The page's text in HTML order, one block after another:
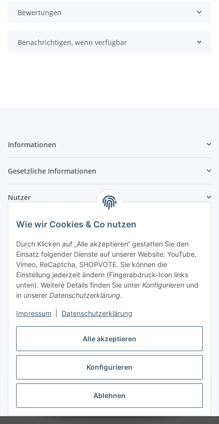
Alle akzeptieren
Konfigurieren
Ablehnen
Wie wir Cookies & Co nutzen
Durch Klicken auf „Alle akzeptieren“ gestatten Sie den
Einsatz folgender Dienste auf unserer Website: YouTube,
Vimeo, ReCaptcha, SHOPVOTE. Sie können die
Einstellung jederzeit ändern (Fingerabdruck-Icon links
unten). Weitere Details finden Sie unter Konfigurieren und
in unserer Datenschutzerklärung.
Impressum Datenschutzerklärung
Bewertungen
Benachrichtigen, wenn verfügbar
Informationen
Gesetzliche Informationen
Nutzer